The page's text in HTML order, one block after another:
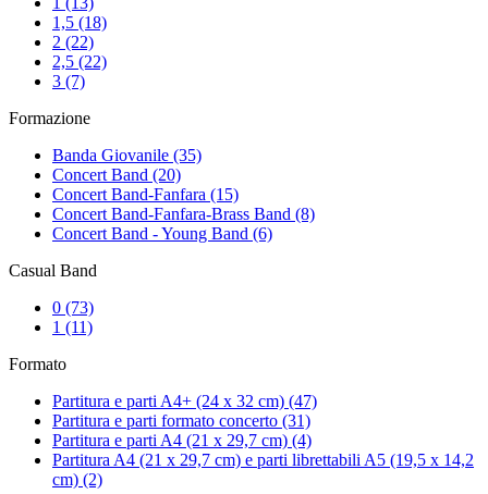
1,5 (18)
2 (22)
2,5 (22)
3 (7)
Formazione
Banda Giovanile (35)
Concert Band (20)
Concert Band-Fanfara (15)
Concert Band-Fanfara-Brass Band (8)
Concert Band - Young Band (6)
Casual Band
0 (73)
1 (11)
Formato
Partitura e parti A4+ (24 x 32 cm) (47)
Partitura e parti formato concerto (31)
Partitura e parti A4 (21 x 29,7 cm) (4)
Partitura A4 (21 x 29,7 cm) e parti librettabili A5 (19,5 x 14,2
cm) (2)